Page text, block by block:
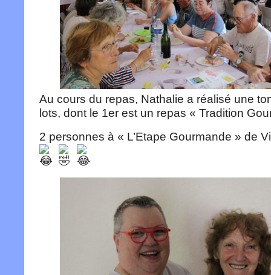
Au cours du repas, Nathalie a réalisé une
lots, dont le 1er est un repas « Tradition
2 personnes à « L’Etape Gourmande » de